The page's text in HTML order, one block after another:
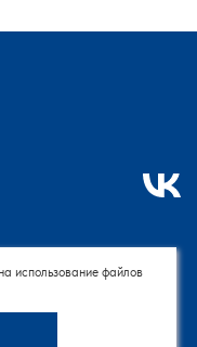
и права - 2026
использование файлов